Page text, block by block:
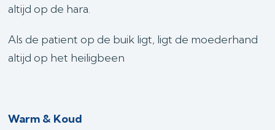
altijd op de hara.
Als de patient op de buik ligt, ligt de moederhand
altijd op het heiligbeen
Warm & Koud